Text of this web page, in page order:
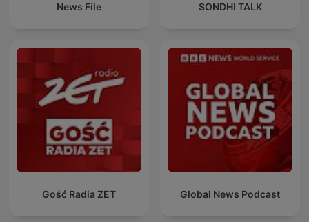
News File SONDHI TALK
Gość Radia ZET Global News Podcast